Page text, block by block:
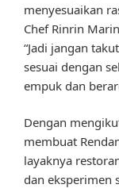
menyesuaikan
Chef Rinrin
“Jadi jangan
sesuai dengan
empuk dan
Dengan
membuat
layaknya
dan eksperimen